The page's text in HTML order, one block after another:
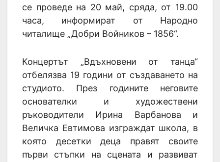
се проведе на 20 май, сряда, от 19.00
часа, информират от Народно
читалище „Добри Войников – 1856“.
Концертът „Вдъхновени от танца“
отбелязва 19 години от създаването на
студиото. През годините неговите
основателки и художествени
ръководители Ирина Варбанова и
Величка Евтимова изграждат школа, в
която десетки деца правят своите
първи стъпки на сцената и развиват